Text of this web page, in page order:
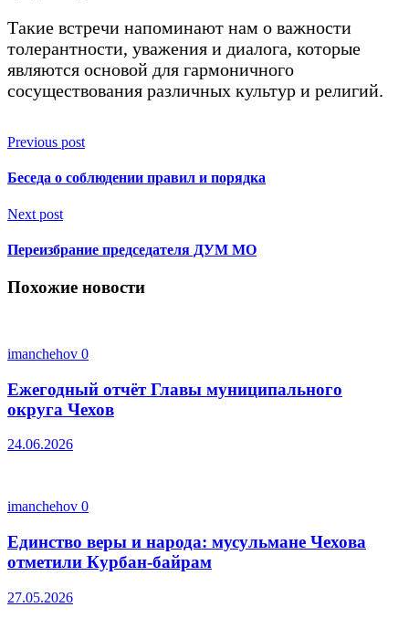
Такие встречи напоминают нам о важности
толерантности, уважения и диалога, которые
являются основой для гармоничного
сосуществования различных культур и религий.
Previous post
Беседа о соблюдении правил и порядка
Next post
Переизбрание председателя ДУМ МО
Похожие новости
imanchehov 0
Ежегодный отчёт Главы муниципального
округа Чехов
24.06.2026
imanchehov 0
Единство веры и народа: мусульмане Чехова
отметили Курбан-байрам
27.05.2026